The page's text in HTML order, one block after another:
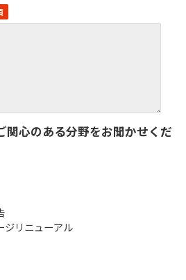
関心のある分野をお聞かせくだ
ジリニューアル